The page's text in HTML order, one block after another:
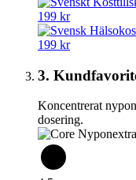
199 kr
199 kr
3.
Koncentrerat
dosering.